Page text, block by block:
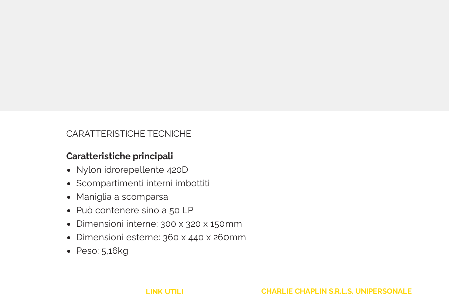
CARATTERISTICHE TECNICHE
Caratteristiche principali
Nylon idrorepellente 420D
Scompartimenti interni imbottiti
Maniglia a scomparsa
Può contenere sino a 50 LP
Dimensioni interne: 300 x 320 x 150mm
Dimensioni esterne: 360 x 440 x 260mm
Peso: 5,16kg
LINK UTILI CHARLIE CHAPLIN S.R.L.S. UNIPERSONALE